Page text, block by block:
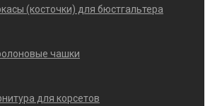
(косточки) для бюстгальтера
чашки
для корсетов